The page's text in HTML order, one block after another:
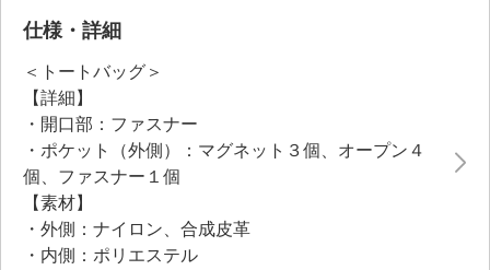
仕様・詳細
＜トートバッグ＞
【詳細】
・開口部：ファスナー
・ポケット（外側）：マグネット３個、オープン４
個、ファスナー１個
【素材】
・外側：ナイロン、合成皮革
・内側：ポリエステル